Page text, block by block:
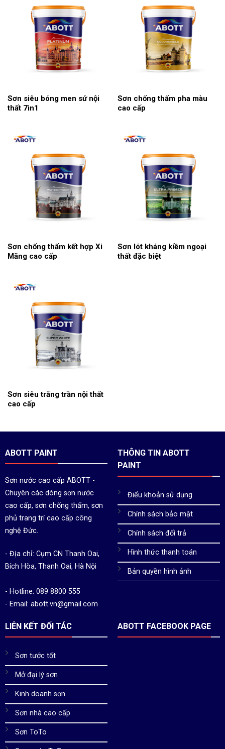
Sơn siêu bóng men sứ nội
thất 7in1
Sơn chống thấm pha màu
cao cấp
Sơn chống thấm kết hợp Xi
Măng cao cấp
Sơn lót kháng kiềm ngoại
thất đặc biệt
Sơn siêu trắng trần nội thất
cao cấp
ABOTT PAINT
Sơn nước cao cấp ABOTT -
Chuyên các dòng sơn nước
cao cấp, sơn chống thấm, sơn
phủ trang trí cao cấp công
nghệ Đức.
- Địa chỉ: Cụm CN Thanh Oai,
Bích Hòa, Thanh Oai, Hà Nội
- Hotline: 089 8800 555
- Email: abott.vn@gmail.com
THÔNG TIN ABOTT
PAINT
Điểu khoản sử dụng
Chính sách bảo mật
Chính sách đổi trả
Hình thức thanh toán
Bản quyền hình ảnh
LIÊN KẾT ĐỐI TÁC
Sơn tước tốt
Mở đại lý sơn
Kinh doanh sơn
Sơn nhà cao cấp
Sơn ToTo
ABOTT FACEBOOK PAGE